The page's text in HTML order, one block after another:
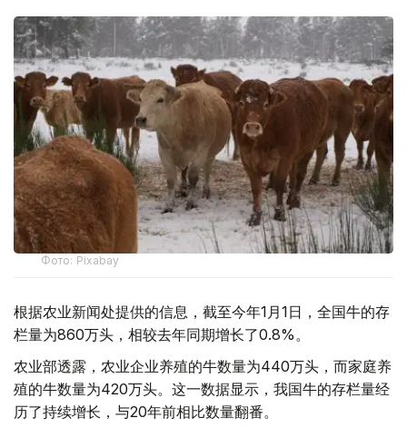
Фото: Pixabay
根据农业新闻处提供的信息，截至今年1月1日，全国牛的存
栏量为860万头，相较去年同期增长了0.8%。
农业部透露，农业企业养殖的牛数量为440万头，而家庭养
殖的牛数量为420万头。这一数据显示，我国牛的存栏量经
历了持续增长，与20年前相比数量翻番。